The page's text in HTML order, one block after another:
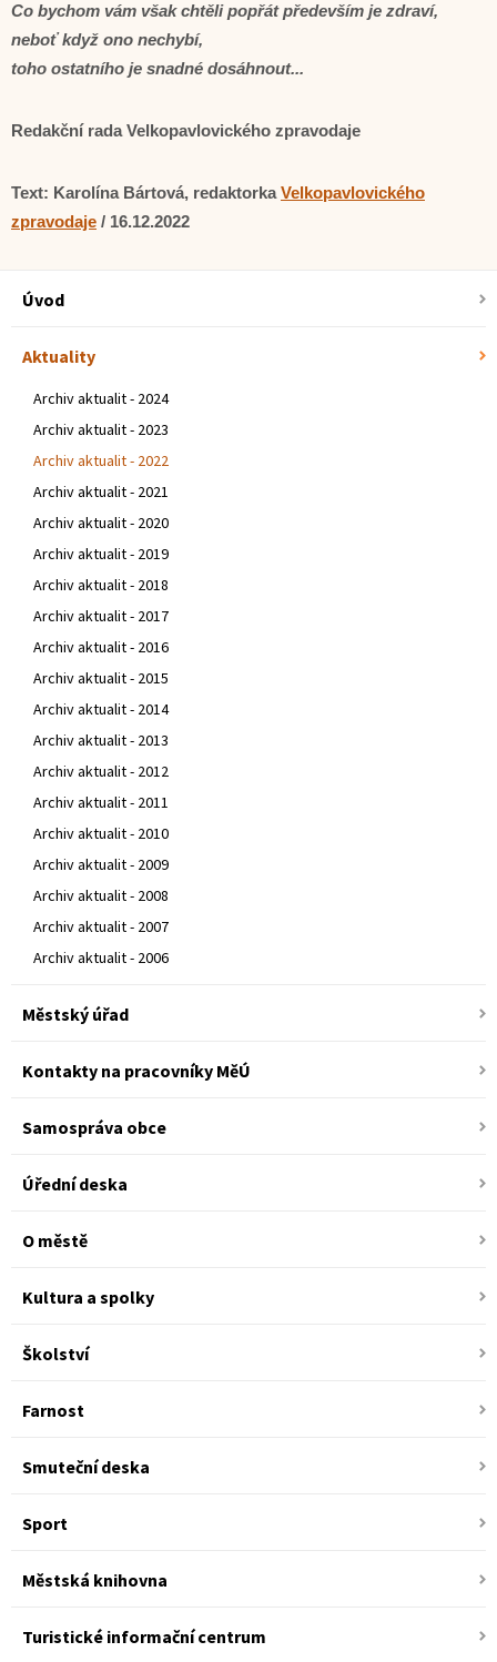
Co bychom vám však chtěli popřát především je zdraví,
neboť když ono nechybí,
toho ostatního je snadné dosáhnout...
Redakční rada Velkopavlovického zpravodaje
Text: Karolína Bártová, redaktorkaVelkopavlovického
zpravodaje / 16.12.2022
Úvod
Aktuality
Archiv aktualit - 2024
Archiv aktualit - 2023
Archiv aktualit - 2022
Archiv aktualit - 2021
Archiv aktualit - 2020
Archiv aktualit - 2019
Archiv aktualit - 2018
Archiv aktualit - 2017
Archiv aktualit - 2016
Archiv aktualit - 2015
Archiv aktualit - 2014
Archiv aktualit - 2013
Archiv aktualit - 2012
Archiv aktualit - 2011
Archiv aktualit - 2010
Archiv aktualit - 2009
Archiv aktualit - 2008
Archiv aktualit - 2007
Archiv aktualit - 2006
Městský úřad
Kontakty na pracovníky MěÚ
Samospráva obce
Úřední deska
O městě
Kultura a spolky
Školství
Farnost
Smuteční deska
Sport
Městská knihovna
Turistické informační centrum